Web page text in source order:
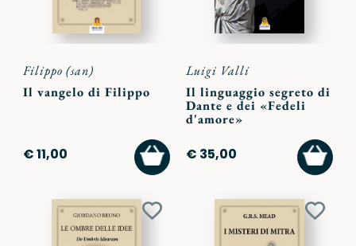
Filippo (san)
Il vangelo di Filippo
€ 11,00
AGGIUNGI
AL
CARRELLO
Luigi Valli
Il linguaggio segreto di
Dante e dei «Fedeli
d'amore»
€ 35,00
AL
Aggiungi